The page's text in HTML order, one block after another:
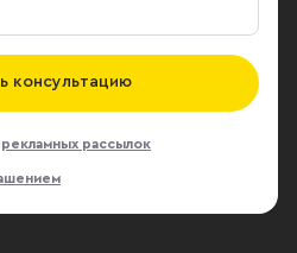
консультацию
рекламных рассылок